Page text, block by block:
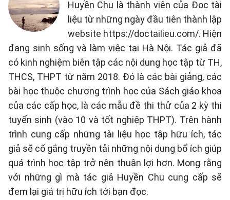
Huyền Chu là thành viên của Đọc tài
liệu từ những ngày đầu tiên thành lập
website https://doctailieu.com/. Hiện
đang sinh sống và làm việc tại Hà Nội. Tác giả đã
có kinh nghiệm biên tập các nội dung học tập từ TH,
THCS, THPT từ năm 2018. Đó là các bài giảng, các
bài học thuộc chương trình học của Sách giáo khoa
của các cấp học, là các mẫu đề thi thử của 2 kỳ thi
tuyển sinh (vào 10 và tốt nghiệp THPT). Trên hành
trình cung cấp những tài liệu học tập hữu ích, tác
giả sẽ cố gắng truyền tải những nội dung bổ ích giúp
quá trình học tập trở nên thuận lợi hơn. Mong rằng
với những gì mà tác giả Huyền Chu cung cấp sẽ
đem lại giá trị hữu ích tới bạn đọc.